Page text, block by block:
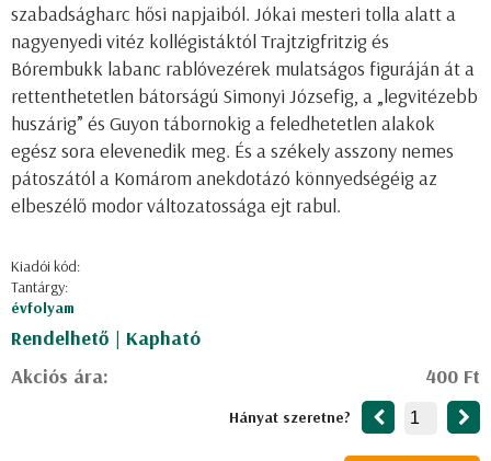
szabadságharc hősi napjaiból. Jókai mesteri tolla alatt a
nagyenyedi vitéz kollégistáktól Trajtzigfritzig és
Bórembukk labanc rablóvezérek mulatságos figuráján át a
rettenthetetlen bátorságú Simonyi Józsefig, a „legvitézebb
huszárig” és Guyon tábornokig a feledhetetlen alakok
egész sora elevenedik meg. És a székely asszony nemes
pátoszától a Komárom anekdotázó könnyedségéig az
elbeszélő modor változatossága ejt rabul.
Kiadói kód:
Tantárgy:
évfolyam
Rendelhető | Kapható
Akciós ára:
400 Ft
Hányat szeretne?